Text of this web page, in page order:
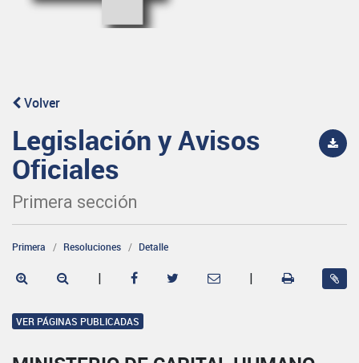
Volver
Legislación y Avisos
Oficiales
Primera sección
Primera Resoluciones Detalle
| |
VER PÁGINAS PUBLICADAS